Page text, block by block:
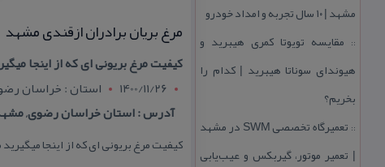
مشهد | ۱۰ سال تجربه و امداد خودرو
:: مقایسه تویوتا كمری هیبرید و
هیوندای سوناتا هیبرید | كدام را
بخریم؟
::
تعمیرگاه تخصصی SWM در مشهد
| تعمیر موتور، گیربكس و عیب‌یابی
مرغ بریان برادران ازقندی مشهد
كیفیت مرغ بریونی ای كه از اینجا
1400/11/26
استان : خراسان
آدرس : استان خراسان رضوی,
كیفیت مرغ بریونی ای كه از اینجا